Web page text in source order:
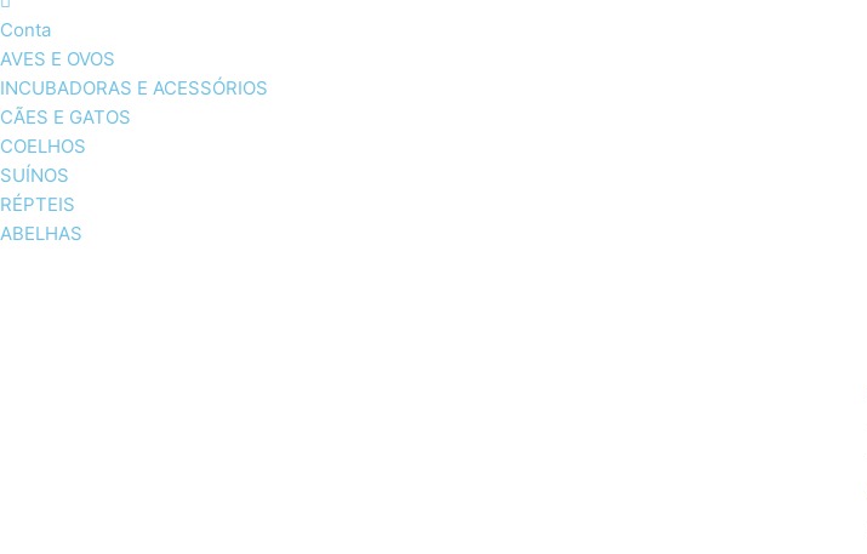
Conta
AVES E OVOS
INCUBADORAS E ACESSÓRIOS
CÃES E GATOS
COELHOS
SUÍNOS
RÉPTEIS
ABELHAS